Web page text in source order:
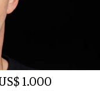
1.000